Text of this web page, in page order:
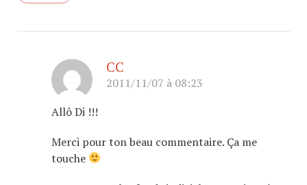
CC
2011/11/07 à 08:23
Allô Di !!!
Merci pour ton beau commentaire. Ça me
touche